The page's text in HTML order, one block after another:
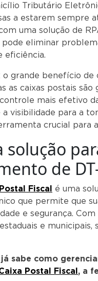
Tributário
a estarem sempre
uma solução de
eliminar
eficiência.
grande benefício de
as caixas postais são
mais efetivo
visibilidade para a
crucial para
solução
de
Fiscal
é uma
que permite que
e segurança.
e
sabe como
Postal Fiscal , a